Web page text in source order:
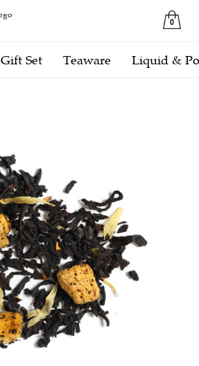
0
Gift Set Teaware Liquid &